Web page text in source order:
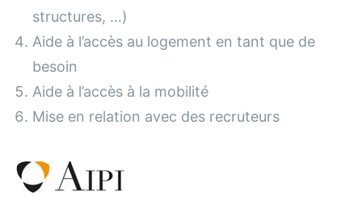
structures, …)
Aide à l’accès au logement en tant que de
besoin
Aide à l’accès à la mobilité
Mise en relation avec des recruteurs